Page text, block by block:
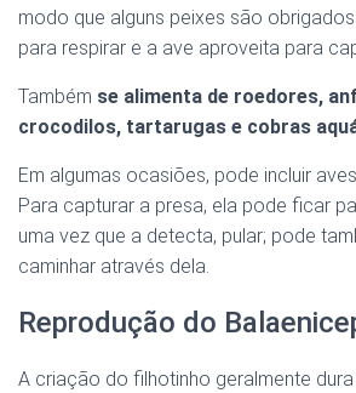
modo que alguns peixes são
para respirar e a ave aproveita para
Também se alimenta de roedores,
crocodilos, tartarugas e cobras
Em algumas ocasiões, pode incluir
Para capturar a presa, ela pode ficar
uma vez que a detecta, pular; pode
caminhar através dela.
Reprodução do
A criação do filhotinho geralmente